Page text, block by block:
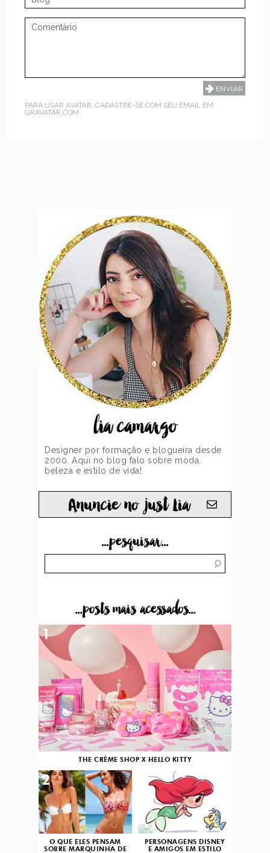
PARA USAR AVATAR, CADASTRE-SE COM SEU EMAIL EM
GRAVATAR.COM
lia camargo
Designer por formação e blogueira desde
2000. Aqui no blog falo sobre moda,
beleza e estilo de vida!
Anuncie no just Lia
...pesquisar...
...posts mais acessados...
THE CRÈME SHOP X HELLO KITTY
1
O QUE ELES PENSAM
SOBRE MARQUINHA DE
2
PERSONAGENS DISNEY
E AMIGOS EM ESTILO
3